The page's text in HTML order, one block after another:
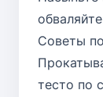
Советы
тесто по